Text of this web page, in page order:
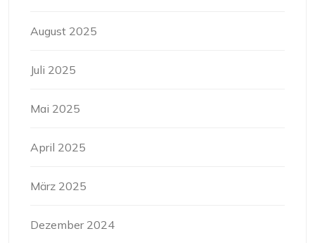
August 2025
Juli 2025
Mai 2025
April 2025
März 2025
Dezember 2024